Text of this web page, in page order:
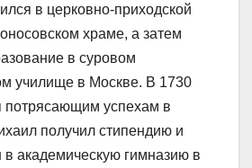
в церковно-приходской
храме, а затем
в суровом
училище в Москве. В 1730
потрясающим успехам в
получил стипендию и
академическую гимназию в